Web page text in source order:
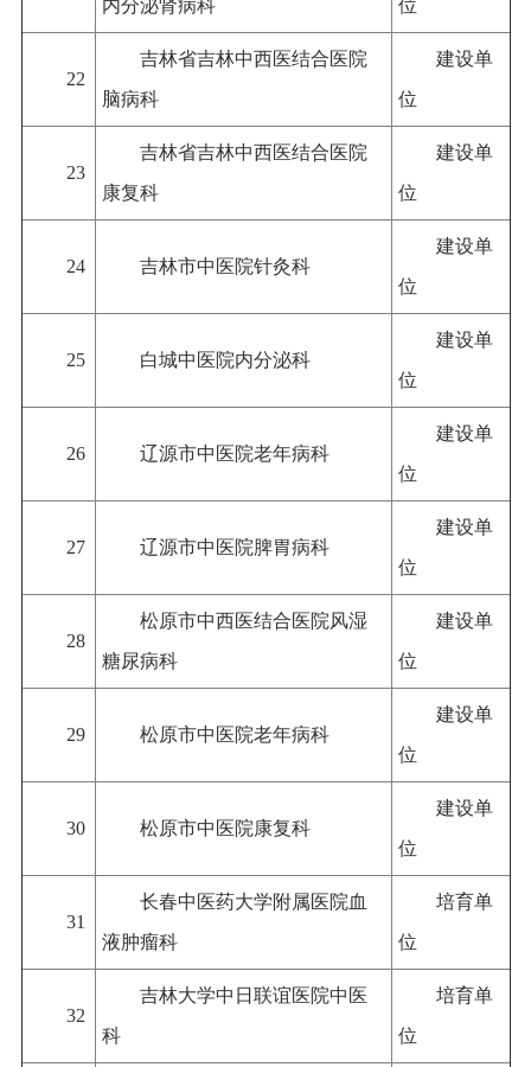
内分泌肾病科 位
22
吉林省吉林中西医结合医院
脑病科
建设单
位
23
吉林省吉林中西医结合医院
康复科
建设单
位
24 吉林市中医院针灸科
建设单
位
25 白城中医院内分泌科
建设单
位
26 辽源市中医院老年病科
建设单
位
27 辽源市中医院脾胃病科
建设单
位
28
松原市中西医结合医院风湿
糖尿病科
建设单
位
29 松原市中医院老年病科
建设单
位
30 松原市中医院康复科
建设单
位
31
长春中医药大学附属医院血
液肿瘤科
培育单
位
32
吉林大学中日联谊医院中医
科
培育单
位